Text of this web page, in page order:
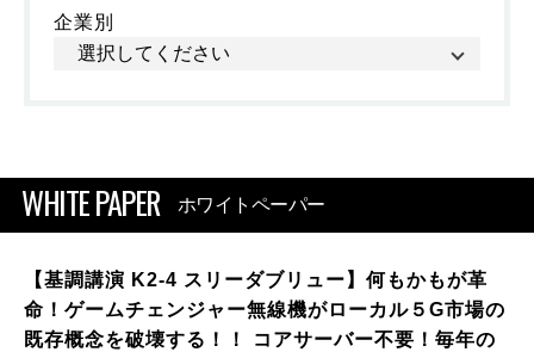
企業別
WHITE PAPER ホワイトペーパー
【基調講演 K2-4 スリーダブリュー】何もかもが革
命！ゲームチェンジャー無線機がローカル５G市場の
既存概念を破壊する！！ コアサーバー不要！毎年の